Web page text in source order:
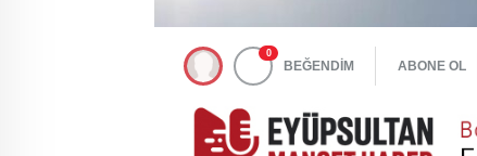
0
BEĞENDİM ABONE OL